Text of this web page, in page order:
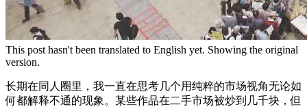
This post hasn't been translated to English yet. Showing the original
version.
长期在同人圈里，我一直在思考几个用纯粹的市场视角无论如
何都解释不通的现象。某些作品在二手市场被炒到几千块，但